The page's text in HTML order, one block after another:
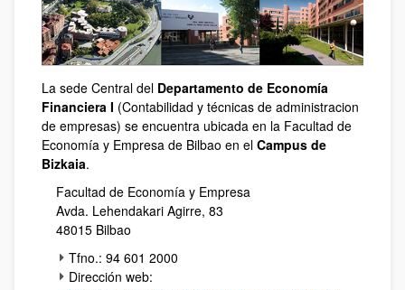
La sede Central del Departamento de Economía
Financiera I (Contabilidad y técnicas de administracion
de empresas) se encuentra ubicada en la Facultad de
Economía y Empresa de Bilbao en el Campus de
Bizkaia.
Facultad de Economía y Empresa
Avda. Lehendakari Agirre, 83
48015 Bilbao
Tfno.: 94 601 2000
Dirección web: